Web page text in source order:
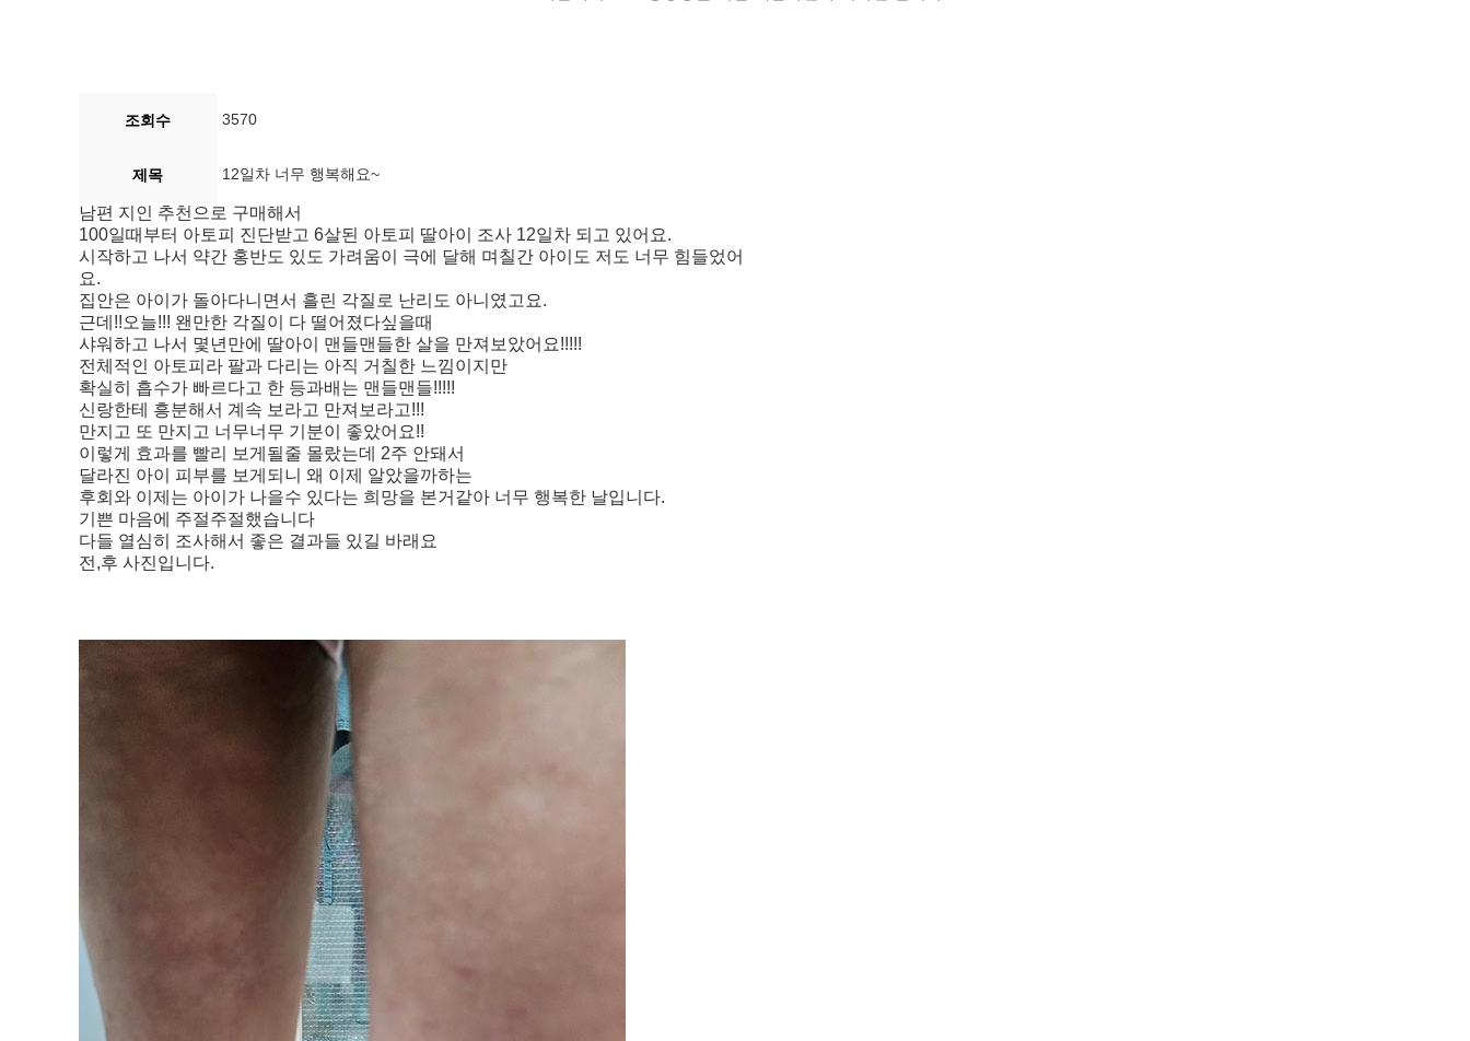
조회수 3570
제목 12일차 너무 행복해요~
남편 지인 추천으로 구매해서
100일때부터 아토피 진단받고 6살된 아토피 딸아이 조사 12일차 되고 있어요.
시작하고 나서 약간 홍반도 있도 가려움이 극에 달해 며칠간 아이도 저도 너무 힘들었어
요.
집안은 아이가 돌아다니면서 흘린 각질로 난리도 아니였고요.
근데!!오늘!!! 왠만한 각질이 다 떨어졌다싶을때
샤워하고 나서 몇년만에 딸아이 맨들맨들한 살을 만져보았어요!!!!!
전체적인 아토피라 팔과 다리는 아직 거칠한 느낌이지만
확실히 흡수가 빠르다고 한 등과배는 맨들맨들!!!!!
신랑한테 흥분해서 계속 보라고 만져보라고!!!
만지고 또 만지고 너무너무 기분이 좋았어요!!
이렇게 효과를 빨리 보게될줄 몰랐는데 2주 안돼서
달라진 아이 피부를 보게되니 왜 이제 알았을까하는
후회와 이제는 아이가 나을수 있다는 희망을 본거같아 너무 행복한 날입니다.
기쁜 마음에 주절주절했습니다
다들 열심히 조사해서 좋은 결과들 있길 바래요
전,후 사진입니다.